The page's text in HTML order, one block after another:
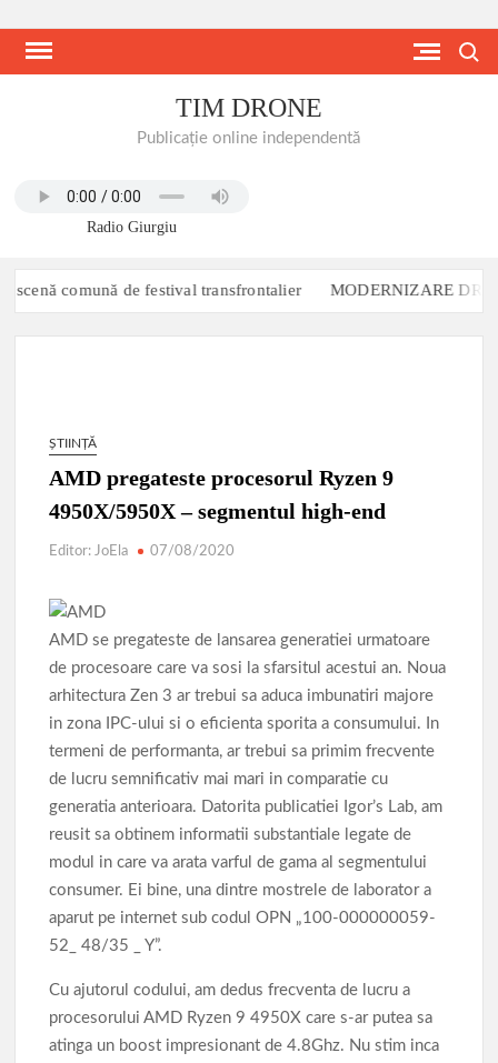
TIM DRONE
Publicație online independentă
Radio Giurgiu
comună de festival transfrontalier MODERNIZARE
ȘTIINȚĂ
AMD pregateste procesorul Ryzen 9
4950X/5950X – segmentul high-end
Editor: JoEla 07/08/2020
AMD se pregateste de lansarea generatiei urmatoare
de procesoare care va sosi la sfarsitul acestui an. Noua
arhitectura Zen 3 ar trebui sa aduca imbunatiri majore
in zona IPC-ului si o eficienta sporita a consumului. In
termeni de performanta, ar trebui sa primim frecvente
de lucru semnificativ mai mari in comparatie cu
generatia anterioara. Datorita publicatiei Igor’s Lab, am
reusit sa obtinem informatii substantiale legate de
modul in care va arata varful de gama al segmentului
consumer. Ei bine, una dintre mostrele de laborator a
aparut pe internet sub codul OPN „100-000000059-
52_ 48/35 _ Y”.
Cu ajutorul codului, am dedus frecventa de lucru a
procesorului AMD Ryzen 9 4950X care s-ar putea sa
atinga un boost impresionant de 4.8Ghz. Nu stim inca